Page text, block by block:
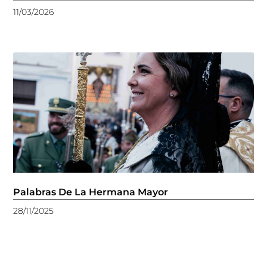
11/03/2026
Palabras De La Hermana Mayor
28/11/2025